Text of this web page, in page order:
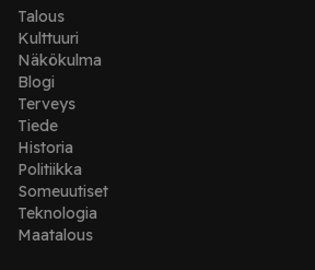
Talous
Kulttuuri
Näkökulma
Blogi
Terveys
Tiede
Historia
Politiikka
Someuutiset
Teknologia
Maatalous